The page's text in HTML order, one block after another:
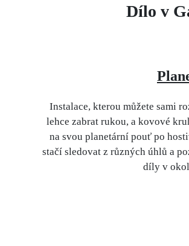
Dílo v
Instalace, kterou můžete sami
lehce zabrat rukou, a kovové
na svou planetární pouť po
stačí sledovat z různých úhlů a
díly v